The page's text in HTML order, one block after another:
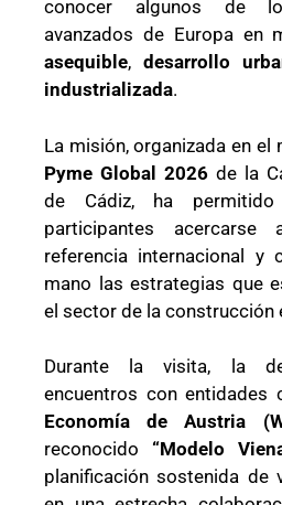
conocer algunos de
avanzados de Europa en
asequible, desarrollo
industrializada.
La misión, organizada en el
Pyme Global 2026 de la
de Cádiz, ha
participantes acercarse
referencia internacional y
mano las estrategias que
el sector de la construcción
Durante la visita, la
encuentros con entidades
Economía de Austria
reconocido “Modelo
planificación sostenida de